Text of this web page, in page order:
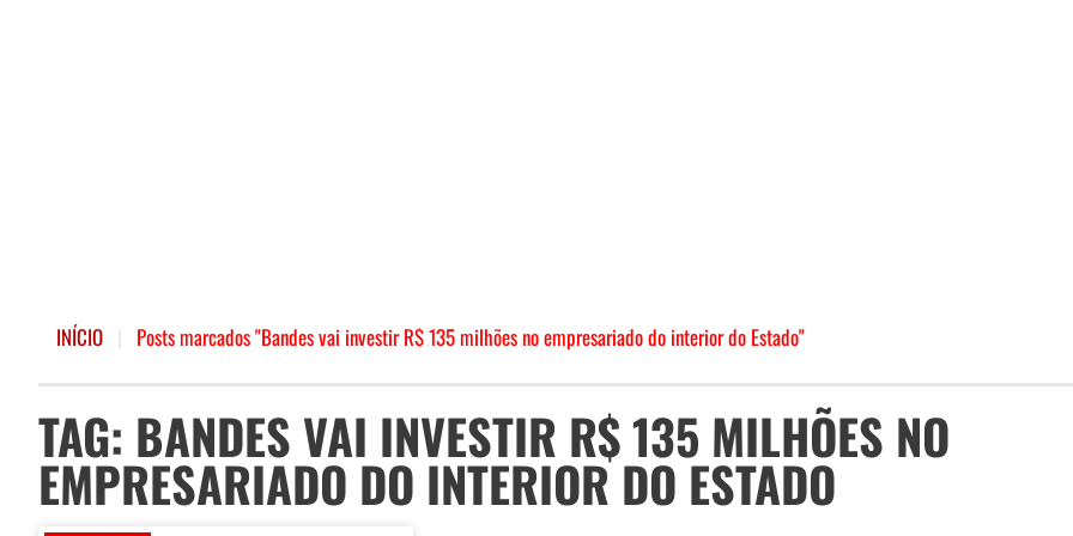
INÍCIO Posts marcados "Bandes vai investir R$ 135 milhões no empresariado do interior do Estado"
TAG: BANDES VAI INVESTIR R$ 135 MILHÕES NO
EMPRESARIADO DO INTERIOR DO ESTADO